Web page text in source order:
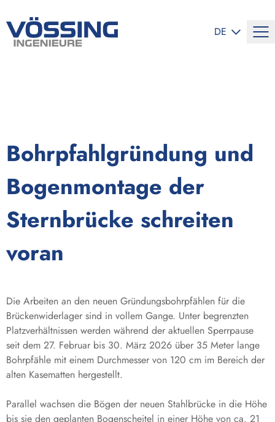
DE
Bohrpfahlgründung und
Bogenmontage der
Sternbrücke schreiten
voran
Die Arbeiten an den neuen Gründungsbohrpfählen für die
Brückenwiderlager sind in vollem Gange. Unter begrenzten
Platzverhältnissen werden während der aktuellen Sperrpause
seit dem 27. Februar bis 30. März 2026 über 35 Meter lange
Bohrpfähle mit einem Durchmesser von 120 cm im Bereich der
alten Kasematten hergestellt.
Parallel wachsen die Bögen der neuen Stahlbrücke in die Höhe
bis sie den geplanten Bogenscheitel in einer Höhe von ca. 21